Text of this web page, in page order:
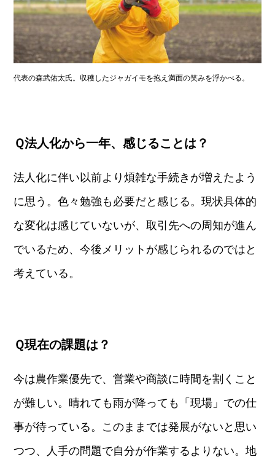
代表の森武佑太氏。収穫したジャガイモを抱え満面の笑みを浮かべる。
Ｑ法人化から一年、感じることは？
法人化に伴い以前より煩雑な手続きが増えたよう
に思う。色々勉強も必要だと感じる。現状具体的
な変化は感じていないが、取引先への周知が進ん
でいるため、今後メリットが感じられるのではと
考えている。
Ｑ現在の課題は？
今は農作業優先で、営業や商談に時間を割くこと
が難しい。晴れても雨が降っても「現場」での仕
事が待っている。このままでは発展がないと思い
つつ、人手の問題で自分が作業するよりない。地